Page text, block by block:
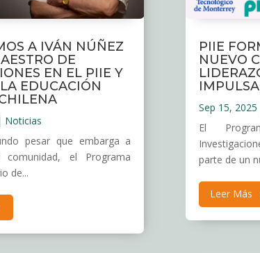
A IVÁN NÚÑEZ
DE
EN EL PIIE Y
EDUCACIÓN
Noticias
pesar que embarga a
el Programa
de...
PIIE
NUEVO
Sep 15, 2025
El
parte de un
Leer Más